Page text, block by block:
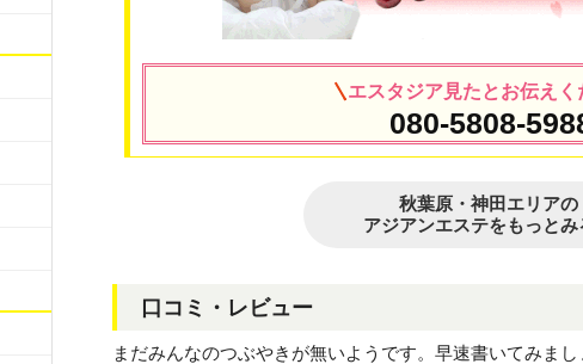
エスタジア見たとお伝えく
080-5808-
秋葉原・神田エリアの
アジアンエステをもっとみ
口コミ・レビュー
まだみんなのつぶやきが無いようです。早速書いてみまし